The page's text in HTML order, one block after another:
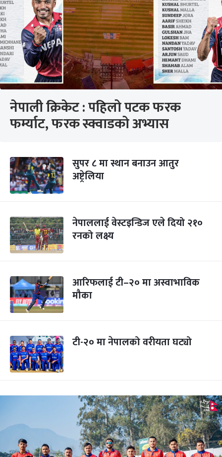
नेपाली क्रिकेट : पहिलो पटक फरक
फर्म्याट, फरक स्क्वाडको अभ्यास
सुपर ८ मा स्थान बनाउन आतुर
अष्ट्रेलिया
नेपाललाई वेस्टइन्डिज एले दियो २१०
रनको लक्ष्य
आरिफलाई टी–२० मा अस्वाभाविक
मौका
टी-२० मा नेपालको वरीयता घट्यो